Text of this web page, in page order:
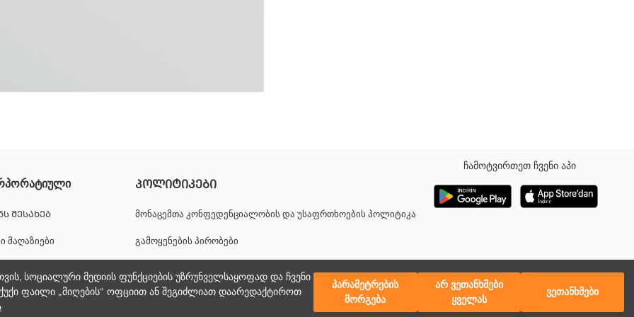
სოციალური მედიის ფუნქციების უზრუნველსაყოფად და ჩვენი
ფაილი „მიღების“ ოფციით ან შეგიძლიათ დაარედაქტიროთ
პარამეტრების
მორგება
არ ვეთანხმები
ყველას
ვეთანხმები
კანს მზის მავნე ზემოქმედებისგან. ამავე დროს, სწრაფად გაშრობის თვისებით, წყლის კონტაქტისას სწრაფად შრება და
ᲨᲔᲡᲐᲮᲔᲑ
მაღაზიები
მხარდაჭერა
ᲞᲝᲚᲘᲢᲘᲙᲔᲑᲘ
მონაცემთა კონფედენციალობის და უსაფრთხოების პოლიტიკა
გამოყენების პირობები
ჩამოტვირთეთ ჩვენი აპი